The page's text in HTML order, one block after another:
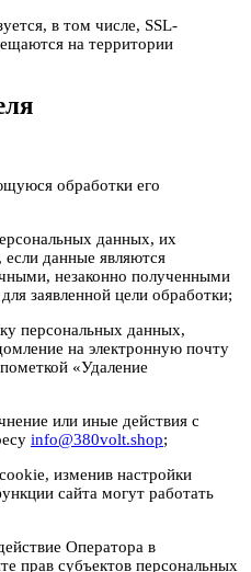
в том числе, SSL-
на территории
обработки его
данных, их
данные являются
незаконно полученными
заявленной цели обработки;
персональных данных,
на электронную почту
«Удаление
или иные действия с
info@380volt.shop;
изменив настройки
сайта могут работать
Оператора в
прав субъектов персональных